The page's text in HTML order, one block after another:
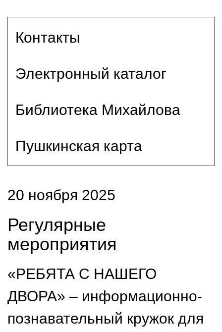
Контакты
Электронный каталог
Библиотека Михайлова
Пушкинская карта
20 ноября 2025
Регулярные
мероприятия
«РЕБЯТА С НАШЕГО
ДВОРА» – информационно-
познавательный кружок для